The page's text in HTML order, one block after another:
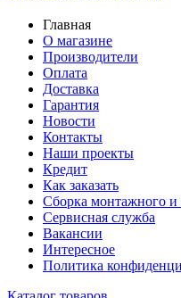
Главная
О магазине
Производители
Оплата
Доставка
Гарантия
Новости
Контакты
Наши проекты
Кредит
Как заказать
Сборка монтажного и
Сервисная служба
Вакансии
Интересное
Политика